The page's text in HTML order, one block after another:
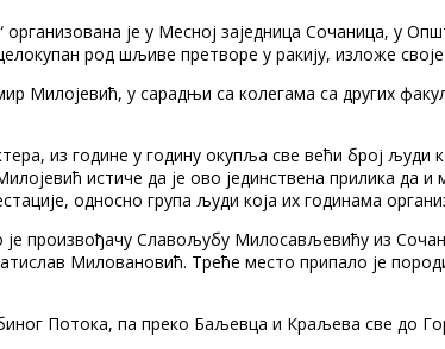
је у Месној заједница Сочаница, у
род шљиве претворе у ракију, изложе
у сарадњи са колегама са других
из године у годину окупља све већи број
истиче да је ово јединствена прилика
односно група људи која их годинама
произвођачу Славољубу Милосављевићу из
Миловановић. Треће место припало је
Потока, па преко Баљевца и Краљева све до